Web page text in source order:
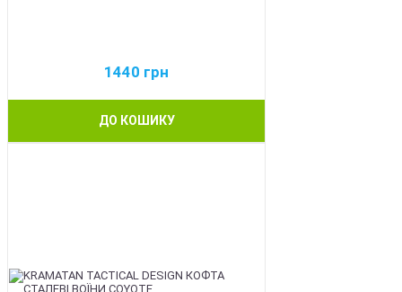
1440 грн
ДО КОШИКУ